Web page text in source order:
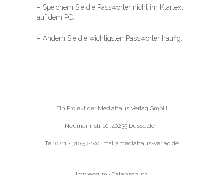
– Speichern Sie die Passwörter nicht im Klartext
auf dem PC.
– Ändern Sie die wichtigsten Passwörter häufig.
Ein Projekt der Mediahaus Verlag GmbH
Neumannstr. 10 . 40235 Düsseldorf
Tel: 0211 - 310 53-100 . mail@mediahaus-verlag.de